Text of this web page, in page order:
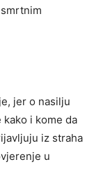
jer o nasilju
i kome da
iz straha
u